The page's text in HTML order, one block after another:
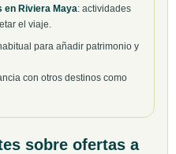
en Riviera Maya: actividades
el viaje.
para añadir patrimonio y
con otros destinos como
sobre ofertas a